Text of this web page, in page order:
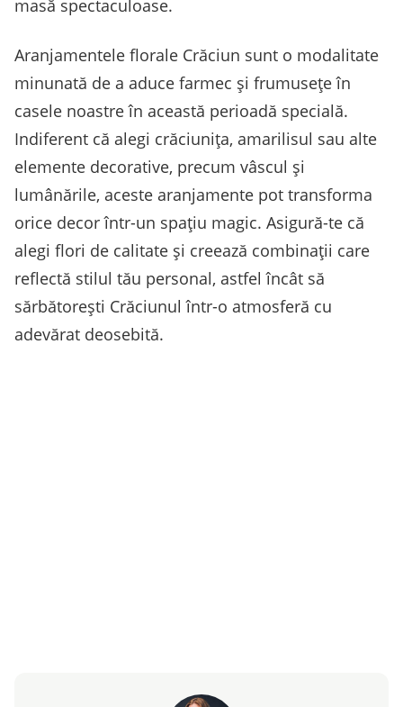
masă spectaculoase.
Aranjamentele florale Crăciun sunt o modalitate
minunată de a aduce farmec și frumusețe în
casele noastre în această perioadă specială.
Indiferent că alegi crăciunița, amarilisul sau alte
elemente decorative, precum vâscul și
lumânările, aceste aranjamente pot transforma
orice decor într-un spațiu magic. Asigură-te că
alegi flori de calitate și creează combinații care
reflectă stilul tău personal, astfel încât să
sărbătorești Crăciunul într-o atmosferă cu
adevărat deosebită.